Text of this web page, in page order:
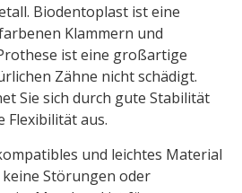
Biodentoplast ist eine
Klammern und
ist eine großartige
Zähne nicht schädigt.
Sie sich durch gute Stabilität
Flexibilität aus.
und leichtes Material
Störungen oder